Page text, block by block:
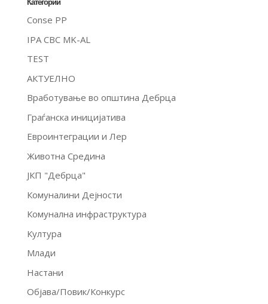
Категории
Conse PP
IPA CBC MK-AL
TEST
АКТУЕЛНО
Вработување во општина Дебрца
Граѓанска иницијатива
Евроинтеграции и Лер
Животна Средина
ЈКП "Дебрца"
Комуналини Дејности
Комунална инфраструктура
Култура
Млади
Настани
Објава/Повик/Конкурс